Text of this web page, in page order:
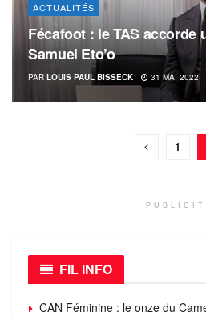
ACTUALITÉS
Fécafoot : le TAS accorde
Samuel Eto’o
PAR LOUIS PAUL BISSECK 31 MAI 2022
1
FIL INFO
CAN Féminine : le onze du